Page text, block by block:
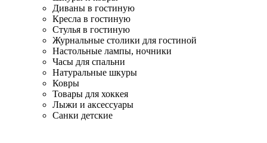
Диваны в гостиную
Кресла в гостиную
Стулья в гостиную
Журнальные столики для гостиной
Настольные лампы, ночники
Часы для спальни
Натуральные шкуры
Ковры
Товары для хоккея
Лыжи и аксессуары
Санки детские